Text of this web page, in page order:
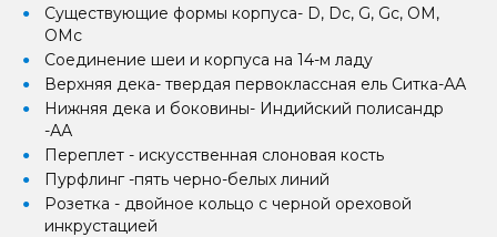
Существующие формы корпуса- D, Dc, G, Gc, OM,
OMc
Соединение шеи и корпуса на 14-м ладу
Верхняя дека- твердая первоклассная ель Ситка-АА
Нижняя дека и боковины- Индийский полисандр
-АА
Переплет - искусственная слоновая кость
Пурфлинг -пять черно-белых линий
Розетка - двойное кольцо с черной ореховой
инкрустацией